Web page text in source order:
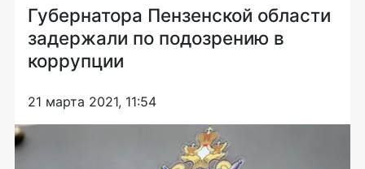
Губернатора Пензенской области
задержали по подозрению в
коррупции
21 марта 2021, 11:54